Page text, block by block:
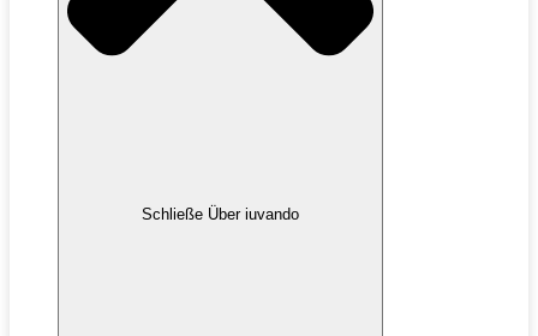
Schließe Über iuvando